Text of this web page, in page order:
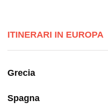
ITINERARI IN EUROPA
Grecia
Spagna